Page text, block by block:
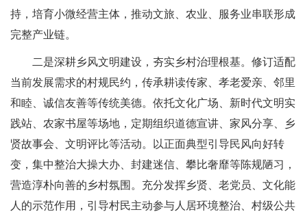
持，培育小微经营主体，推动文旅、农业、服务业串联形成
完整产业链。
二是深耕乡风文明建设，夯实乡村治理根基。修订适配
当前发展需求的村规民约，传承耕读传家、孝老爱亲、邻里
和睦、诚信友善等传统美德。依托文化广场、新时代文明实
践站、农家书屋等场地，定期组织道德宣讲、家风分享、乡
贤故事会、文明评比等活动。以正面典型引导民风向好转
变，集中整治大操大办、封建迷信、攀比奢靡等陈规陋习，
营造淳朴向善的乡村氛围。充分发挥乡贤、老党员、文化能
人的示范作用，引导村民主动参与人居环境整治、村级公共